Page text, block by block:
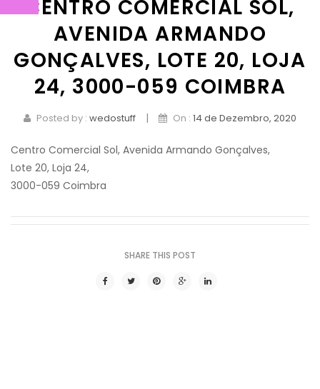
BOUQUETS
CESTOS
Cestos Especiais
FÚNEBRES
EVENTOS
CONTACTOS
CENTRO COMERCIAL SOL,
AVENIDA ARMANDO
GONÇALVES, LOTE 20, LOJA
24, 3000-059 COIMBRA
Posted by : wedostuff | On : 14 de Dezembro, 2020
Centro Comercial Sol, Avenida Armando Gonçalves,
Lote 20, Loja 24,
3000-059 Coimbra
SHARE THIS POST